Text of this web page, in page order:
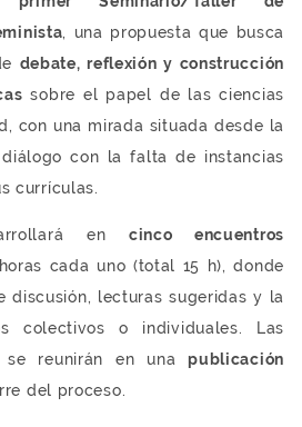
, una propuesta que busca
debate, reflexión y construcción
sobre el papel de las ciencias
con una mirada situada desde la
con la falta de instancias
currículas.
en cinco encuentros
cada uno (total 15 h), donde
discusión, lecturas sugeridas y la
colectivos o individuales. Las
se reunirán en unapublicación
del proceso.